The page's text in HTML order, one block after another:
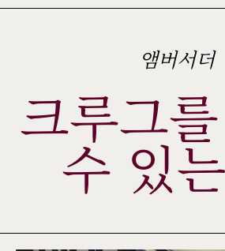
앰버서더
크루그
수 있